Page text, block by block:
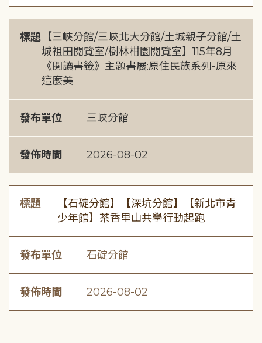
標題 【三峽分館/三峽北大分館/土城親子分館/土
城祖田閱覽室/樹林柑園閱覽室】115年8月
《閱讀書籤》主題書展:原住民族系列-原來
這麼美
發布單位 三峽分館
發佈時間 2026-08-02
標題
【石碇分館】【深坑分館】【新北市青
少年館】茶香里山共學行動起跑
發布單位 石碇分館
發佈時間 2026-08-02